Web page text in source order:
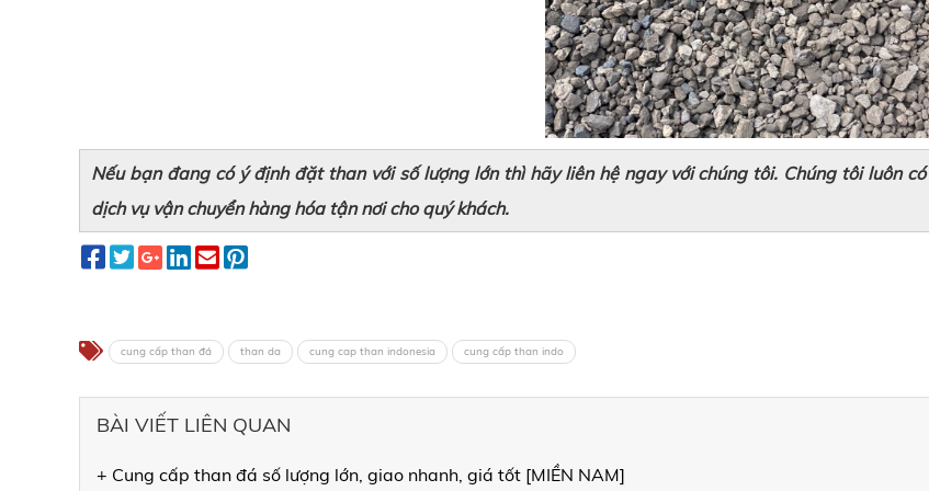
Nếu bạn đang có ý định đặt than với số lượng lớn thì hãy liên hệ ngay với chúng tôi. Chúng tôi luôn có
dịch vụ vận chuyển hàng hóa tận nơi cho quý khách.
cung cấp than đá than da cung cap than indonesia cung cấp than indo
BÀI VIẾT LIÊN QUAN
+ Cung cấp than đá số lượng lớn, giao nhanh, giá tốt [MIỀN NAM]